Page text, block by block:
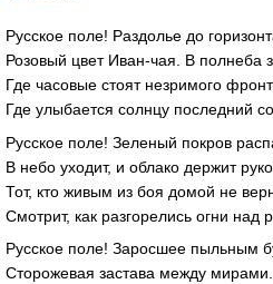
Русское поле! Раздолье до
Розовый цвет Иван-чая. В полнеба
Где часовые стоят незримого
Где улыбается солнцу последний
Русское поле! Зеленый покров
В небо уходит, и облако держит
Тот, кто живым из боя домой не
Смотрит, как разгорелись огни над
Русское поле! Заросшее пыльным
Сторожевая застава между мирами.